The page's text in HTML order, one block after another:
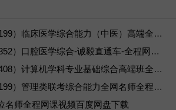
2027考研（代码 199）临床医学综合能力（中医）高端全程网课视频百度网盘下载
2027考研（代码 352）口腔医学综合-诚毅直通车-全程网课视频百度网盘下载
2027考研（代码 408）计算机学科专业基础综合高端班全网名师全程网课视频百度网盘下载
2027考研（代码 199）管理类联考综合能力全网名师全程网课视频百度网盘下载
名师全程网课视频百度网盘下载